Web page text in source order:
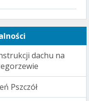
dachu na
Pszczół